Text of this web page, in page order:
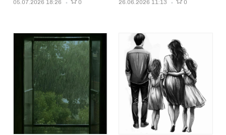
05.07.2026 18:26 0 26.06.2026 11:13 0